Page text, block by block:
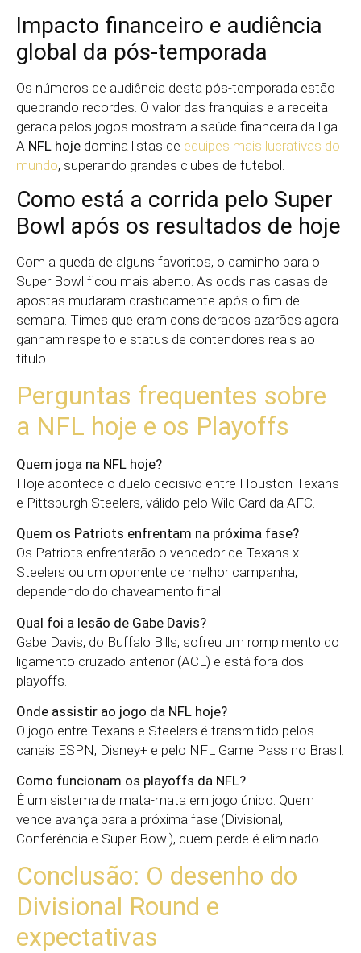
Impacto financeiro e audiência
global da pós-temporada
Os números de audiência desta pós-temporada estão
quebrando recordes. O valor das franquias e a receita
gerada pelos jogos mostram a saúde financeira da liga.
A NFL hoje domina listas de equipes mais lucrativas do
mundo, superando grandes clubes de futebol.
Como está a corrida pelo Super
Bowl após os resultados de hoje
Com a queda de alguns favoritos, o caminho para o
Super Bowl ficou mais aberto. As odds nas casas de
apostas mudaram drasticamente após o fim de
semana. Times que eram considerados azarões agora
ganham respeito e status de contendores reais ao
título.
Perguntas frequentes sobre
a NFL hoje e os Playoffs
Quem joga na NFL hoje?
Hoje acontece o duelo decisivo entre Houston Texans
e Pittsburgh Steelers, válido pelo Wild Card da AFC.
Quem os Patriots enfrentam na próxima fase?
Os Patriots enfrentarão o vencedor de Texans x
Steelers ou um oponente de melhor campanha,
dependendo do chaveamento final.
Qual foi a lesão de Gabe Davis?
Gabe Davis, do Buffalo Bills, sofreu um rompimento do
ligamento cruzado anterior (ACL) e está fora dos
playoffs.
Onde assistir ao jogo da NFL hoje?
O jogo entre Texans e Steelers é transmitido pelos
canais ESPN, Disney+ e pelo NFL Game Pass no Brasil.
Como funcionam os playoffs da NFL?
É um sistema de mata-mata em jogo único. Quem
vence avança para a próxima fase (Divisional,
Conferência e Super Bowl), quem perde é eliminado.
Conclusão: O desenho do
Divisional Round e
expectativas